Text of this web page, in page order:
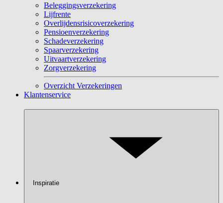
Beleggingsverzekering
Lijfrente
Overlijdensrisicoverzekering
Pensioenverzekering
Schadeverzekering
Spaarverzekering
Uitvaartverzekering
Zorgverzekering
Overzicht Verzekeringen
Klantenservice
Inspiratie